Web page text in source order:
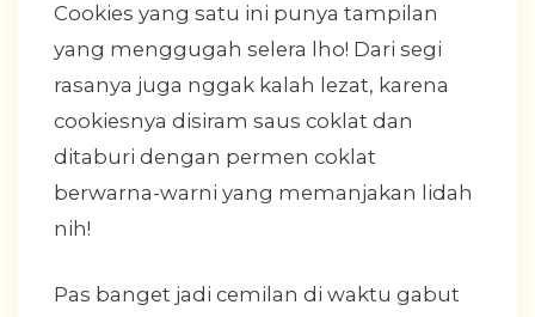
Cookies yang satu ini punya tampilan
yang menggugah selera lho! Dari segi
rasanya juga nggak kalah lezat, karena
cookiesnya disiram saus coklat dan
ditaburi dengan permen coklat
berwarna-warni yang memanjakan lidah
nih!
Pas banget jadi cemilan di waktu gabut